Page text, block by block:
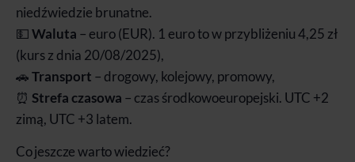
niedźwiedzie brunatne.
💵Waluta – euro (EUR). 1 euro to w przybliżeniu 4,25 zł
(kurs z dnia 20/08/2025),
🚗Transport – drogowy, kolejowy, promowy,
⏰ Strefa czasowa – czas środkowoeuropejski. UTC +2
zimą, UTC +3 latem.
Co jeszcze warto wiedzieć?